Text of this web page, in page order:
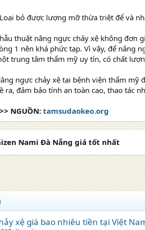
bỏ được lượng mỡ thừa triệt để và
thuật nâng ngực chảy xệ không đơn
1 nên khá phức tạp. Vì vậy, để nâng
trung tâm thẩm mỹ uy tín, có chất
ngực chảy xệ tại bệnh viện thẩm mỹ
ra, đảm bảo tính an toàn cao, thao tác
NGUỒN: tamsudaokeo.org
Nami Đà Nẵng giá tốt nhất
xệ giá bao nhiêu tiền tại Việt